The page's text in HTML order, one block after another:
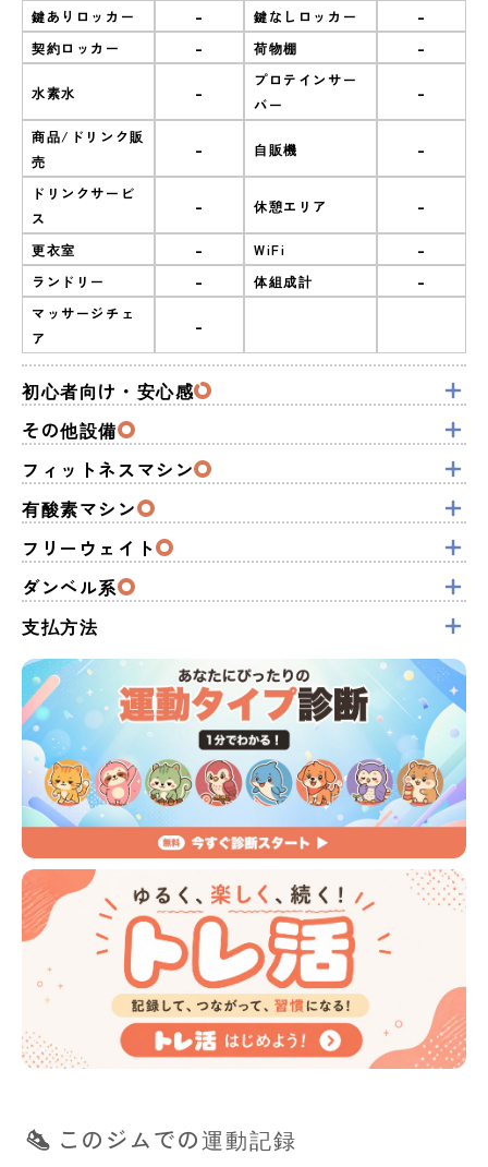
鍵ありロッカー - 鍵なしロッカー -
契約ロッカー - 荷物棚 -
水素水 -
プロテインサー
バー
-
商品/ドリンク販
売
- 自販機 -
ドリンクサービ
ス
- 休憩エリア -
更衣室 - WiFi -
ランドリー - 体組成計 -
マッサージチェ
ア
-
初心者向け・安心感
その他設備
フィットネスマシン
有酸素マシン
フリーウェイト
ダンベル系
支払方法
このジムでの運動記録